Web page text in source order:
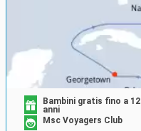
Bambini gratis fino a 12
anni
Msc Voyagers Club